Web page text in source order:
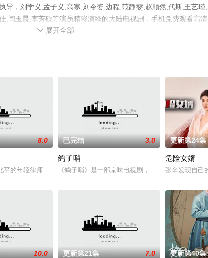
导，刘学义,孟子义,高寒,刘令姿,边程,范静雯,赵顺然,代斯,王艺
,闫玉晨,李芳硕等演员精彩演绎的大陆电视剧，手机免费观看高
更多剧情信息可移步至豆瓣电视剧、电视猫或剧情网等平台了解。
 展开全部
谍报生死线。夏明被捕后，由于特务诬陷周剑雄为叛徒，为了解脱罪
8.0
平的年轻律师司徒颜（胡一天饰）坚守法理被罢职，来到哈尔滨成为
已完结 3.0
鸽子哨
《鸽子哨》是一部京味电视剧，故事从上个世纪
更新第24集
危险女婿
张辛发现自己
10.0 更新第21集 7.0 更新第40集